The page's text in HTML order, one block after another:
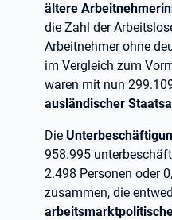
ältere
die Zahl der
Arbeitnehmer ohne
im Vergleich zum
waren mit nun
ausländischer
Die
958.995
2.498 Personen oder
zusammen, die